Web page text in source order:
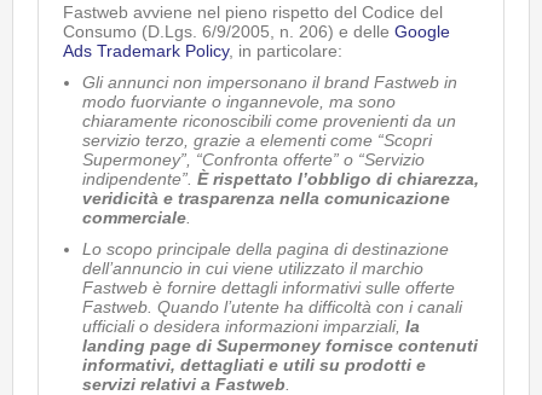
Fastweb avviene nel pieno rispetto del Codice del
Consumo (D.Lgs. 6/9/2005, n. 206) e delle Google
Ads Trademark Policy, in particolare:
Gli annunci non impersonano il brand Fastweb in
modo fuorviante o ingannevole, ma sono
chiaramente riconoscibili come provenienti da un
servizio terzo, grazie a elementi come “Scopri
Supermoney”, “Confronta offerte” o “Servizio
indipendente”. È rispettato l’obbligo di chiarezza,
veridicità e trasparenza nella comunicazione
commerciale
Lo scopo principale della pagina di destinazione
dell’annuncio in cui viene utilizzato il marchio
Fastweb è fornire dettagli informativi sulle offerte
Fastweb. Quando l’utente ha difficoltà con i canali
ufficiali o desidera informazioni imparziali, la
landing page di Supermoney fornisce contenuti
informativi, dettagliati e utili su prodotti e
servizi relativi a Fastweb